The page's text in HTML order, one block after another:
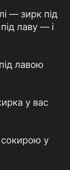
— зирк під
лаву — і
лавою
у вас
у